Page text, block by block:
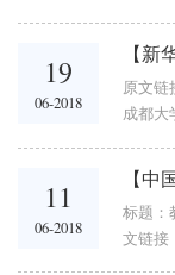
19
06-2018
原文链
成都大
11
06-2018
标题：
文链接： 1.中国